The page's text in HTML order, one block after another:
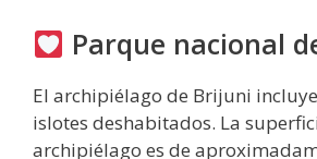
Parque nacional
El archipiélago de Brijuni
islotes deshabitados. La
archipiélago es de